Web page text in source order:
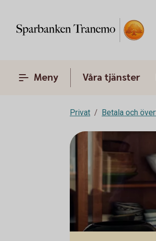
Meny Våra tjänster
Privat Betala och